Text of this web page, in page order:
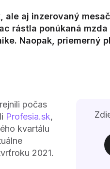
aj inzerovaný
rástla ponúkaná
Naopak, priemerný
počas
Profesia.sk,
kvartálu
2021.